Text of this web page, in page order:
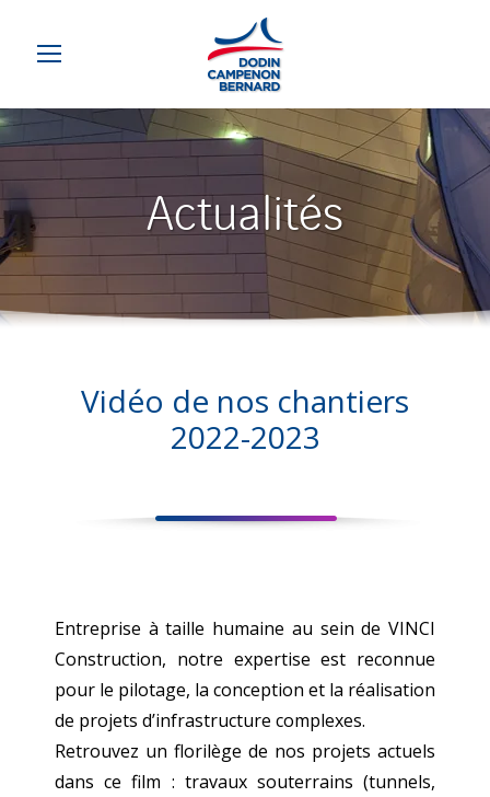
Vidéo de nos chantiers
2022-2023
Entreprise à taille humaine au sein de VINCI
Construction, notre expertise est reconnue
pour le pilotage, la conception et la réalisation
de projets d’infrastructure complexes.
Retrouvez un florilège de nos projets actuels
dans ce film : travaux souterrains (tunnels,